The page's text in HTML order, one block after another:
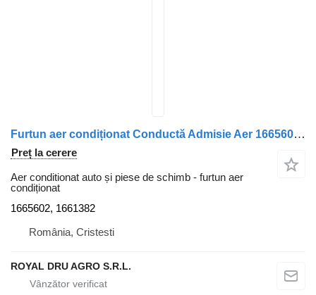
Furtun aer condiționat Conductă Admisie Aer 1665602, 1661382 pentru camion Volvo V560 FL10
Preț la cerere
Aer conditionat auto și piese de schimb - furtun aer
condiționat
1665602, 1661382
România, Cristesti
ROYAL DRU AGRO S.R.L.